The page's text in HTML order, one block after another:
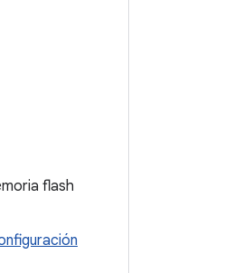
flash